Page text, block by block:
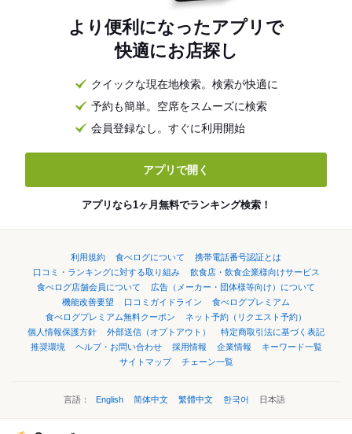
より便利になったアプリで
快適にお店探し
クイックな現在地検索。検索が快適に
予約も簡単。空席をスムーズに検索
会員登録なし。すぐに利用開始
アプリで開く
アプリなら1ヶ月無料でランキング検索！
利用規約 食べログについて
携帯電話番号認証とは
口コミ・ランキングに対する取り組み
飲食店・飲食企業様向けサービス
食べログ店舗会員について
広告（メーカー・団体様等向け）について
機能改善要望
口コミガイドライン
食べログプレミアム
食べログプレミアム無料クーポン
ネット予約（リクエスト予約）
個人情報保護方針
外部送信（オプトアウト）
特定商取引法に基づく表記
推奨環境
ヘルプ・お問い合わせ 採用情報 企業情報
キーワード一覧
サイトマップ
チェーン一覧
言語： English 简体中文 繁體中文 한국어 日本語